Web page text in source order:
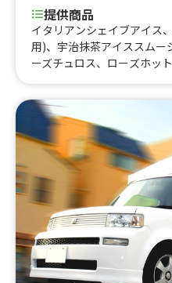
提供商品
イタリアンシェイブアイス
用)、宇治抹茶アイススムー
ーズチュロス、ローズホッ
ホワイトキャラメル&チョ
こ、宇治抹茶団子、イタリ
スーパードライ、ライム付
コレートワッフル、コーヒ
イト、ポンデケージョ、
イティー(ミルク、レモン、
ラテ（買い取り)、ホット
ーアロマラテ、メキシカン
ージー、宇治抹茶アイス
ブルーベリー、タピオカド
グ(学祭用）、ベーコンのパ
梅ソーダ、甘酒（ホット)、